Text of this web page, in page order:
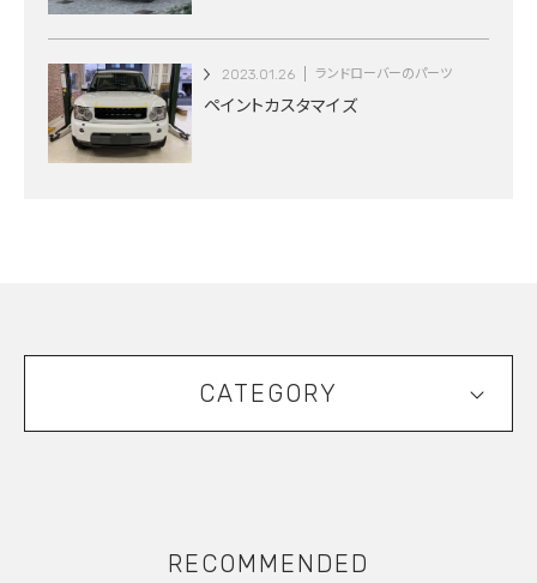
2023.01.26 ランドローバーのパーツ
ペイントカスタマイズ
CATEGORY
RECOMMENDED